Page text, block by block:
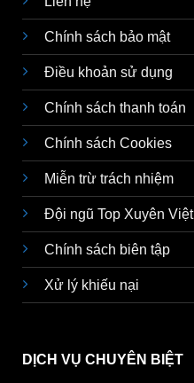
Chính sách bảo mật
Điều khoản sử dụng
Chính sách thanh toán
Chính sách Cookies
Miễn trừ trách nhiệm
Đội ngũ Top Xuyên Việt
Chính sách biên tập
Xử lý khiếu nại
DỊCH VỤ CHUYÊN BIỆT